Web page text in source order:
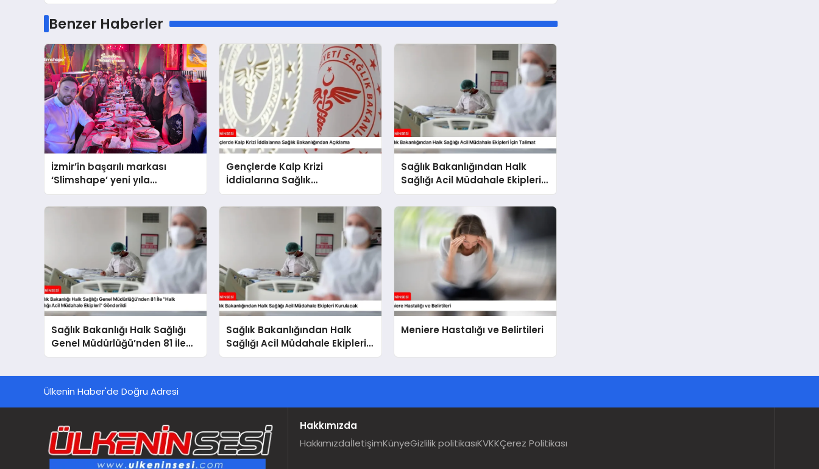
Benzer Haberler
İzmir’in başarılı markası
‘Slimshape’ yeni yıla
müjdelerle girdi!
Gençlerde Kalp Krizi
İddialarına Sağlık
Bakanlığından Açıklama
Sağlık Bakanlığından Halk
Sağlığı Acil Müdahale Ekipleri
İçin Talimat
Sağlık Bakanlığı Halk Sağlığı
Genel Müdürlüğü’nden 81 İle
“Halk Sağlığı Acil Müdahale
Sağlık Bakanlığından Halk
Sağlığı Acil Müdahale Ekipleri
Kurulacak
Meniere Hastalığı ve Belirtileri
Ülkenin Haber'de Doğru Adresi
Hakkımızda
HakkımızdaİletişimKünyeGizlilik politikasıKVKKÇerez Politikası